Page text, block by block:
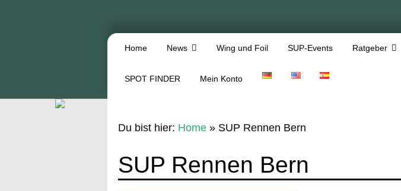
Home News Wing und Foil SUP-Events Ratgeber
SPOT FINDER Mein Konto
Du bist hier: Home» SUP Rennen Bern
SUP Rennen Bern